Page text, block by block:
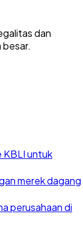
dan
besar.
KBLI untuk
merek dagang
perusahaan di